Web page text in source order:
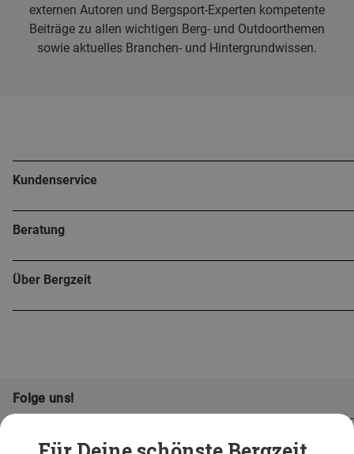
externen Autoren und Bergsport-Experten kompetente
Beiträge zu allen wichtigen Berg- und Outdoorthemen
sowie aktuelles Branchen- und Hintergrundwissen.
Kundenservice
Beratung
Über Bergzeit
Folge uns!